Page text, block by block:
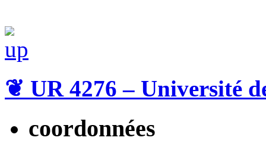
❦ UR 4276 – Université
coordonnées